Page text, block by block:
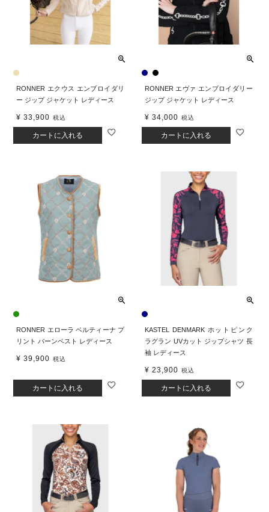
RONNER エクウス エンブロイダリ
ー ジップ ジャケット レディース
¥ 33,900 税込
カートに入れる
RONNER エヴァ エンブロイダリー
ジップ ジャケット レディース
¥ 34,000 税込
カートに入れる
RONNER エローラ ベルティーナ プ
リント バーンベスト レディース
¥ 39,900 税込
カートに入れる
KASTEL DENMARK ホットピンク
ラグラン UVカット ジップシャツ 長
袖 レディース
¥ 23,900 税込
カートに入れる